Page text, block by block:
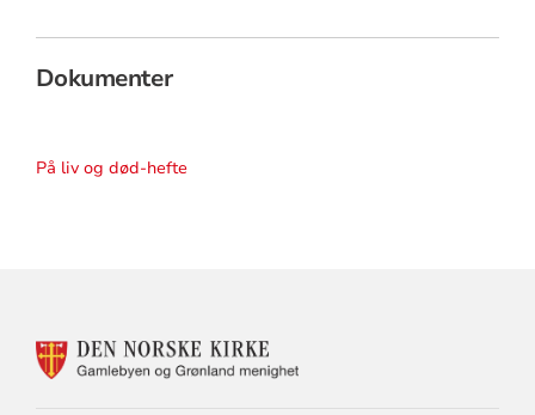
Dokumenter
På liv og død-hefte
FOR